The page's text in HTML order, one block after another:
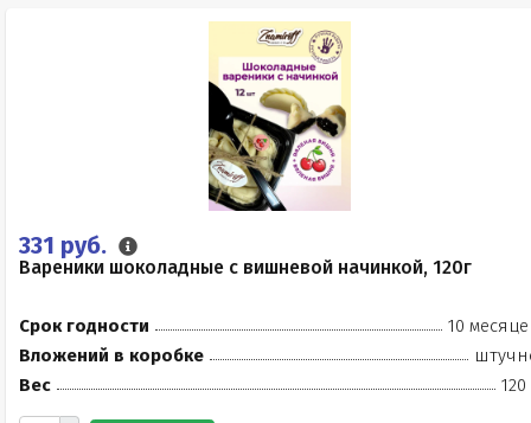
331 руб.
Вареники шоколадные с вишневой начинкой, 120г
Срок годности
10
Вложений в коробке
Вес
120